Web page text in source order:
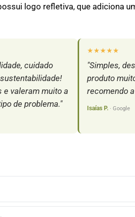
logo refletiva, que adiciona
cuidado
e valeram muito a
de problema."
★★★★★
"Simples,
produto
recomendo
Isaías P. · Google